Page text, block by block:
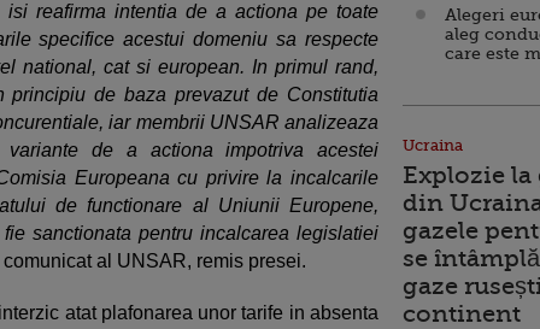
reafirma intentia de a actiona pe toate
specifice acestui domeniu sa respecte
national, cat si european. In primul rand,
principiu de baza prevazut de Constitutia
iar membrii UNSAR analizeaza
de a actiona impotriva acestei
Europeana cu privire la incalcarile
de functionare al Uniunii Europene,
sanctionata pentru incalcarea legislatiei
al UNSAR, remis presei.
atat plafonarea unor tarife in absenta
Alegeri
aleg
care este
Ucraina
Explozie
din
gazele
se
gaze
continent